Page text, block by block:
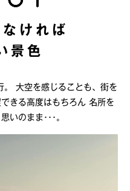
ければ
景色
大空を感じることも、街を
きる高度はもちろん 名所を
思いのまま･･･。